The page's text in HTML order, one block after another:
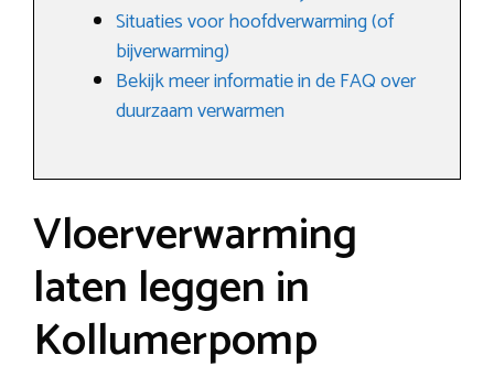
Situaties voor hoofdverwarming (of
bijverwarming)
Bekijk meer informatie in de FAQ over
duurzaam verwarmen
Vloerverwarming
laten leggen in
Kollumerpomp